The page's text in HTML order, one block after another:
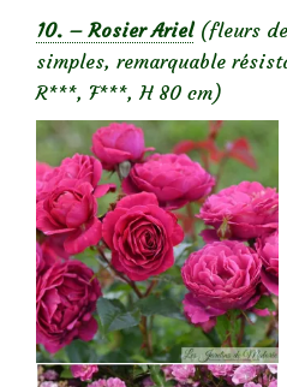
10. – Rosier Ariel (fleurs
simples, remarquable
R***, F***, H 80 cm)